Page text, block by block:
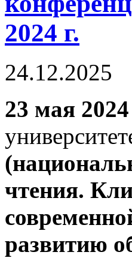
2024 г.
24.12.2025
23 мая 2024
чтения.
развитию